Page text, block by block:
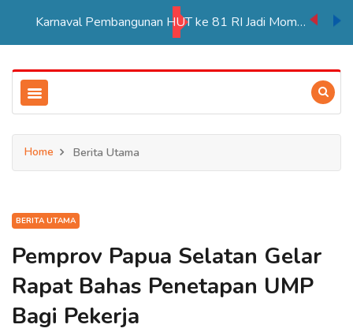
Karnaval Pembangunan HUT ke 81 RI Jadi Momentum Perkuat Persatuan di Merauke
Home Berita Utama
BERITA UTAMA
Pemprov Papua Selatan Gelar
Rapat Bahas Penetapan UMP
Bagi Pekerja